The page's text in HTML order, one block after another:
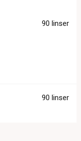
90 linser
90 linser